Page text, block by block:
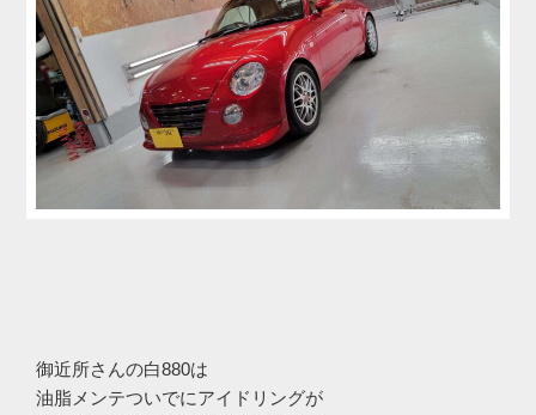
御近所さんの白880は
油脂メンテついでにアイドリングが